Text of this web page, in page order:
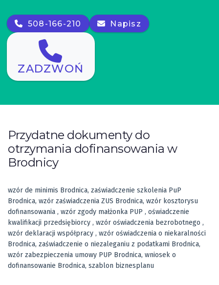
508-166-210 Napisz
ZADZWOŃ
Przydatne dokumenty do
otrzymania dofinansowania w
Brodnicy
wzór de minimis Brodnica, zaświadczenie szkolenia PuP
Brodnica, wzór zaświadczenia ZUS Brodnica, wzór kosztorysu
dofinansowania , wzór zgody małżonka PUP , oświadczenie
kwalifikacji przedsiębiorcy , wzór oświadczenia bezrobotnego ,
wzór deklaracji współpracy , wzór oświadczenia o niekaralności
Brodnica, zaświadczenie o niezaleganiu z podatkami Brodnica,
wzór zabezpieczenia umowy PUP Brodnica, wniosek o
dofinansowanie Brodnica, szablon biznesplanu